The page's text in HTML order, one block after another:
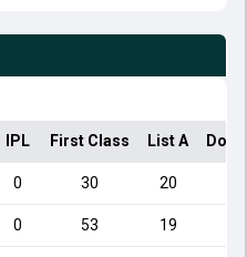
IPL First Class List A
0 30 20
0 53 19